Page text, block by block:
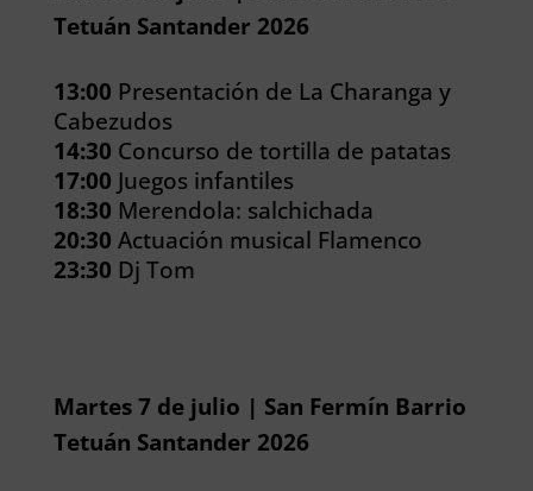
Tetuán Santander 2026
13:00 Presentación de La Charanga y
Cabezudos
14:30 Concurso de tortilla de patatas
17:00 Juegos infantiles
18:30 Merendola: salchichada
20:30 Actuación musical Flamenco
23:30 Dj Tom
Martes 7 de julio | San Fermín Barrio
Tetuán Santander 2026